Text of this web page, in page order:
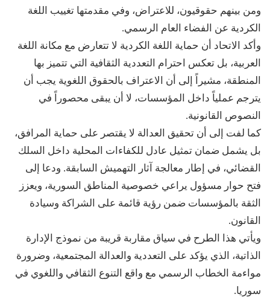
ومن بينهم حقوقيون، للاعتراض، وفي مقدمتها تغييب اللغة
الكردية عن الفضاء العام الرسمي.
وأكد الاتحاد أن حماية اللغة الكردية لا تتعارض مع مكانة اللغة
العربية، بل تعكس احترام التعددية الثقافية التي تتميز بها
المنطقة، مشيراً إلى أن الاعتراف بالحقوق اللغوية يجب أن
يترجم عملياً داخل المؤسسات، لا أن يبقى محصوراً في
النصوص القانونية.
كما لفت إلى أن تحقيق العدالة لا يقتصر على حماية المرافق،
بل يشمل ضمان تمثيل عادل للكفاءات المحلية داخل السلك
القضائي، في إطار معالجة آثار التهميش السابقة. ودعا إلى
فتح حوار مسؤول يراعي خصوصية المناطق السورية، ويعزز
الثقة بالمؤسسات ضمن رؤية قائمة على الشراكة وسيادة
القانون.
ويأتي هذا الطرح في سياق مقاربة قريبة من نموذج الإدارة
الذاتية، الذي يؤكد على التعددية والعدالة المجتمعية، وضرورة
مواءمة الخطاب الرسمي مع واقع التنوع الثقافي واللغوي في
سوريا.